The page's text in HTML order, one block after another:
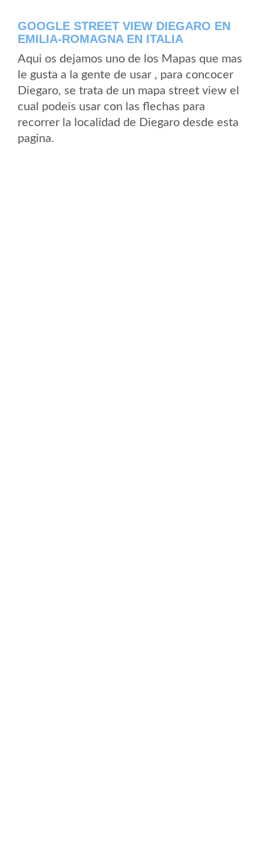
GOOGLE STREET VIEW DIEGARO EN
EMILIA-ROMAGNA EN ITALIA
Aqui os dejamos uno de los Mapas que mas
le gusta a la gente de usar , para concocer
Diegaro, se trata de un mapa street view el
cual podeis usar con las flechas para
recorrer la localidad de Diegaro desde esta
pagina.